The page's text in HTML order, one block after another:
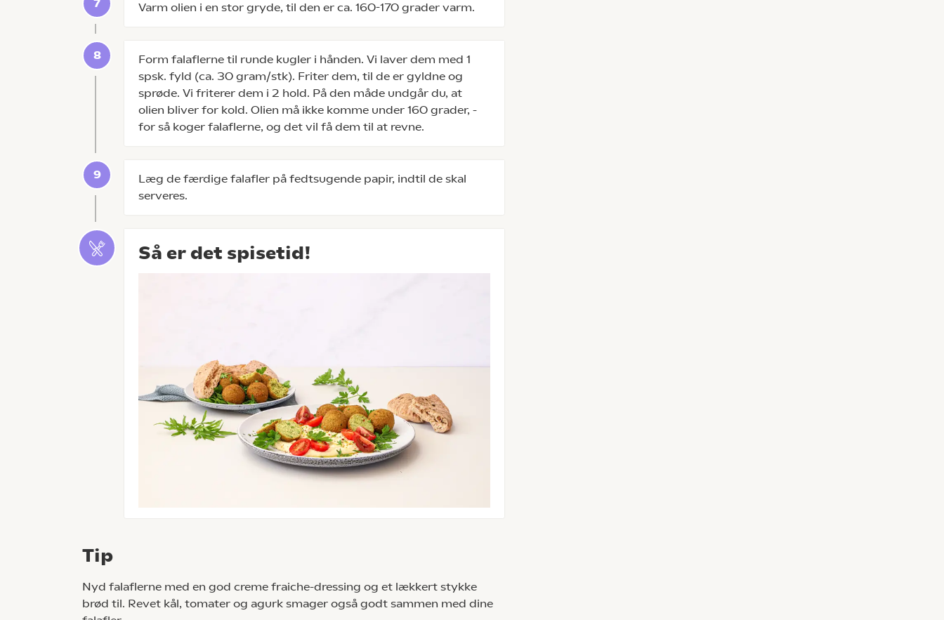
Varm olien i en stor gryde, til den er ca. 160-170 grader varm.
Form falaflerne til runde kugler i hånden. Vi laver dem med 1
spsk. fyld (ca. 30 gram/stk). Friter dem, til de er gyldne og
sprøde. Vi friterer dem i 2 hold. På den måde undgår du, at
olien bliver for kold. Olien må ikke komme under 160 grader, -
for så koger falaflerne, og det vil få dem til at revne.
Læg de færdige falafler på fedtsugende papir, indtil de skal
serveres.
Så er det spisetid!
Tip
Nyd falaflerne med en god creme fraiche-dressing og et lækkert stykke
brød til. Revet kål, tomater og agurk smager også godt sammen med dine